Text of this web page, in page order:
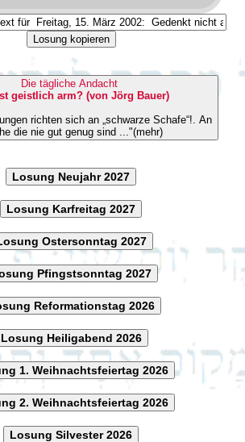
Losung kopieren
Die tägliche Andacht
geistlich arm? (von Jörg Bauer)
sich an „schwarze Schafe“!. An
die nie gut genug sind ..."(mehr)
Losung Neujahr 2027
Losung Karfreitag 2027
Ostersonntag 2027
Pfingstsonntag 2027
Reformationstag 2026
Losung Heiligabend 2026
1. Weihnachtsfeiertag 2026
2. Weihnachtsfeiertag 2026
Losung Silvester 2026